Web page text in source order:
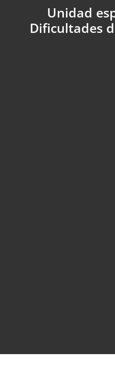
Unidad
Dificultades